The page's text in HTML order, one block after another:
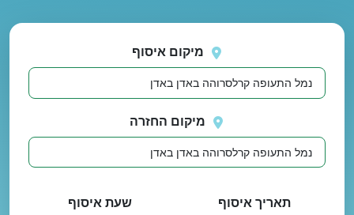
שוב
מיקום איסוף
מיקום החזרה
תאריך איסוף שעת איסוף